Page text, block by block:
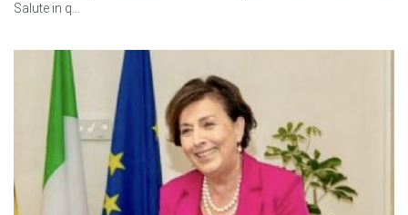
Salute in q...